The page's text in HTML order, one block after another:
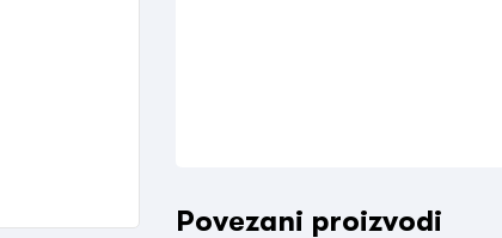
Povezani proizvodi